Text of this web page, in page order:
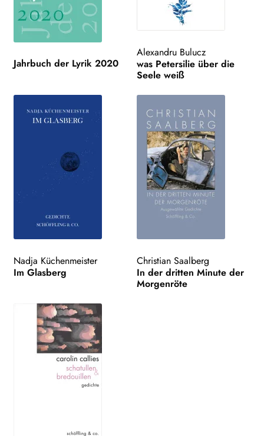
Jahrbuch der Lyrik 2020
Alexandru Bulucz
was Petersilie über die
Seele weiß
Nadja Küchenmeister
Im Glasberg
Christian Saalberg
In der dritten Minute der
Morgenröte